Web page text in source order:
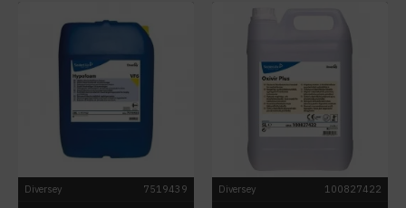
Diversey 7519439 Diversey 100827422